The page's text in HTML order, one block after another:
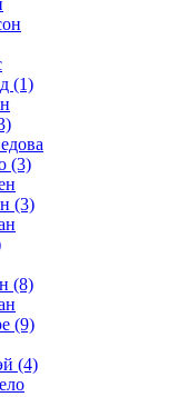
(1)
(3)
(3)
(8)
(9)
(4)